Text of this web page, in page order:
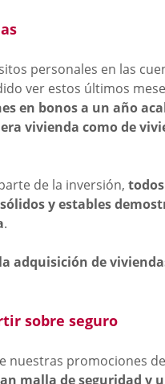
personales en las
ver estos últimos
en bonos a un año
vivienda como de
de la inversión,
y estables
.
adquisición de
sobre seguro
nuestras promociones
malla de seguridad y